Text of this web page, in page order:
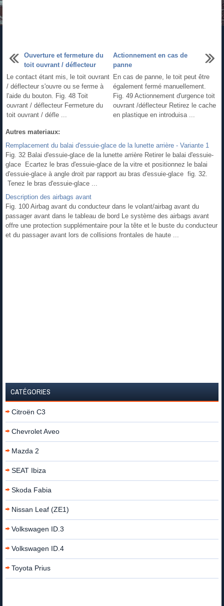
Ouverture et fermeture du
toit ouvrant / déflecteur
Le contact étant mis, le toit ouvrant
/ déflecteur s'ouvre ou se ferme à
l'aide du bouton. Fig. 48 Toit
ouvrant / déflecteur Fermeture du
toit ouvrant / défle ...
Actionnement en cas de
panne
En cas de panne, le toit peut être
également fermé manuellement.
Fig. 49 Actionnement d'urgence toit
ouvrant /déflecteur Retirez le cache
en plastique en introduisa ...
Autres materiaux:
Remplacement du balai d'essuie-glace de la lunette arrière - Variante 1
Fig. 32 Balai d'essuie-glace de la lunette arrière Retirer le balai d'essuie-
glace Ecartez le bras d'essuie-glace de la vitre et positionnez le balai
d'essuie-glace à angle droit par rapport au bras d'essuie-glace fig. 32.
Tenez le bras d'essuie-glace ...
Description des airbags avant
Fig. 100 Airbag avant du conducteur dans le volant/airbag avant du
passager avant dans le tableau de bord Le système des airbags avant
offre une protection supplémentaire pour la tête et le buste du conducteur
et du passager avant lors de collisions frontales de haute ...
CATÉGORIES
Citroën C3
Chevrolet Aveo
Mazda 2
SEAT Ibiza
Skoda Fabia
Nissan Leaf (ZE1)
Volkswagen ID.3
Volkswagen ID.4
Toyota Prius